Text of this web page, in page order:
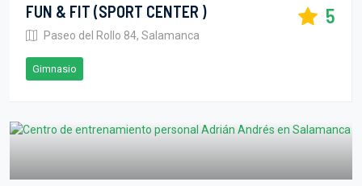
FUN & FIT (SPORT CENTER )
Paseo del Rollo 84, Salamanca
5
Gimnasio